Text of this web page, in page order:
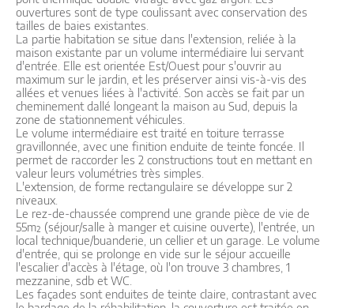
ouvertures sont de type coulissant avec conservation des
tailles de baies existantes.
La partie habitation se situe dans l'extension, reliée à la
maison existante par un volume intermédiaire lui servant
d'entrée. Elle est orientée Est/Ouest pour s'ouvrir au
maximum sur le jardin, et les préserver ainsi vis-à-vis des
allées et venues liées à l'activité. Son accès se fait par un
cheminement dallé longeant la maison au Sud, depuis la
zone de stationnement véhicules.
Le volume intermédiaire est traité en toiture terrasse
gravillonnée, avec une finition enduite de teinte foncée. Il
permet de raccorder les 2 constructions tout en mettant en
valeur leurs volumétries très simples.
L'extension, de forme rectangulaire se développe sur 2
niveaux.
Le rez-de-chaussée comprend une grande pièce de vie de
55m² (séjour/salle à manger et cuisine ouverte), l'entrée, un
local technique/buanderie, un cellier et un garage. Le volume
d'entrée, qui se prolonge en vide sur le séjour accueille
l'escalier d'accès à l'étage, où l'on trouve 3 chambres, 1
mezzanine, sdb et WC.
Les façades sont enduites de teinte claire, contrastant avec